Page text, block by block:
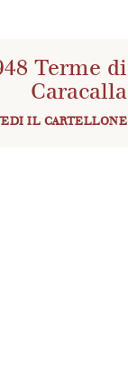
Terme di
Caracalla
IL CARTELLONE